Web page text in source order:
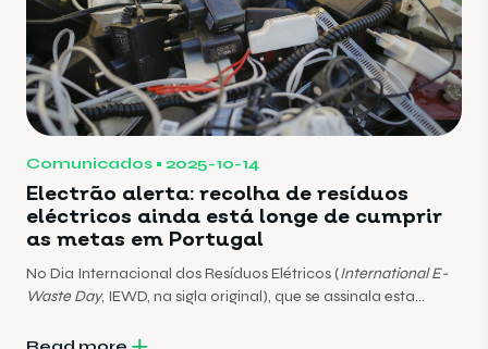
Comunicados 2025-10-14
Electrão alerta: recolha de resíduos
eléctricos ainda está longe de cumprir
as metas em Portugal
No Dia Internacional dos Resíduos Elétricos (International E-
Waste Day, IEWD, na sigla original), que se assinala esta
Portugal ainda está longe de cumprir a meta europeia de